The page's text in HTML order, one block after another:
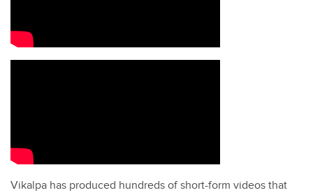
Vikalpa has produced hundreds of short-form videos that